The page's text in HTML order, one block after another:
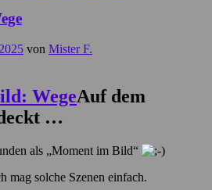
von Mister F.
Auf dem
…
als „Moment im Bild“
mag solche Szenen einfach.